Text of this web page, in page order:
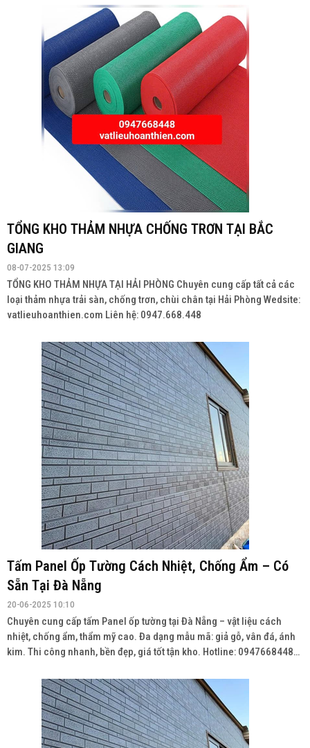
TỔNG KHO THẢM NHỰA CHỐNG TRƠN TẠI BẮC
GIANG
08-07-2025 13:09
TỔNG KHO THẢM NHỰA TẠI HẢI PHÒNG Chuyên cung cấp tất cả các
loại thảm nhựa trải sàn, chống trơn, chùi chân tại Hải Phòng Wedsite:
vatlieuhoanthien.com Liên hệ: 0947.668.448
Tấm Panel Ốp Tường Cách Nhiệt, Chống Ẩm – Có
Sẵn Tại Đà Nẵng
20-06-2025 10:10
Chuyên cung cấp tấm Panel ốp tường tại Đà Nẵng – vật liệu cách
nhiệt, chống ẩm, thẩm mỹ cao. Đa dạng mẫu mã: giả gỗ, vân đá, ánh
kim. Thi công nhanh, bền đẹp, giá tốt tận kho. Hotline: 0947668448